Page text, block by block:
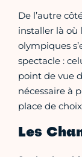
De l’autre
installer là où
olympiques
spectacle :
point de vue
nécessaire à
place de
Les